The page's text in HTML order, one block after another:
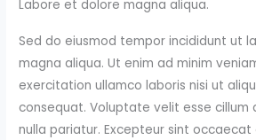
Labore et dolore magna aliqua.
Sed do eiusmod tempor incididunt ut
magna aliqua. Ut enim ad minim
exercitation ullamco laboris nisi ut
consequat. Voluptate velit esse cillum
nulla pariatur. Excepteur sint